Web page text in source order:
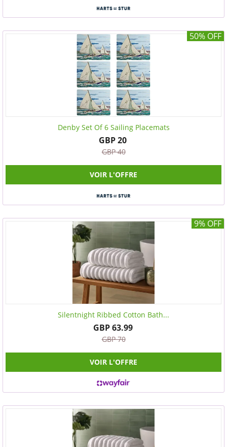
50% OFF
Denby Set Of 6 Sailing Placemats
GBP 20
GBP 40
VOIR L'OFFRE
9% OFF
Silentnight Ribbed Cotton Bath...
GBP 63.99
GBP 70
VOIR L'OFFRE